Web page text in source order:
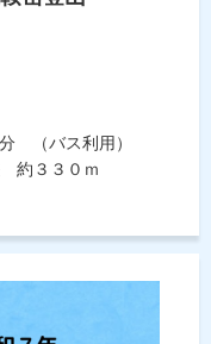
（バス利用）
約３３０ｍ